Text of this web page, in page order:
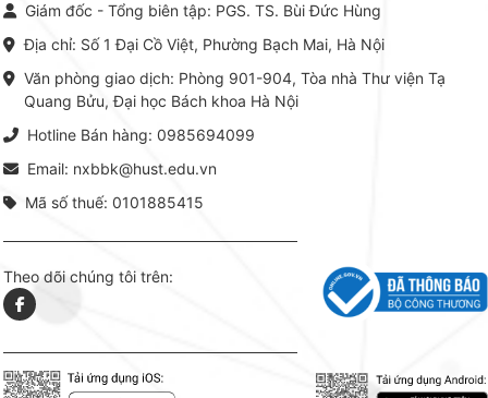
thuật thực hành -> Ứng dụng
chuyên ngành, được NXB Bách
khoa Hà Nội ấn hành cả hai
phiên bản sách giấy và điện tử.
tín trong
lý. Các
Giám đốc - Tổng biên tập: PGS. TS. Bùi Đức Hùng
Địa chỉ: Số 1 Đại Cồ Việt, Phường Bạch Mai, Hà Nội
Văn phòng giao dịch: Phòng 901-904, Tòa nhà Thư viện Tạ
Quang Bửu, Đại học Bách khoa Hà Nội
Hotline Bán hàng: 0985694099
Email: nxbbk@hust.edu.vn
Mã số thuế: 0101885415
Theo dõi chúng tôi trên: